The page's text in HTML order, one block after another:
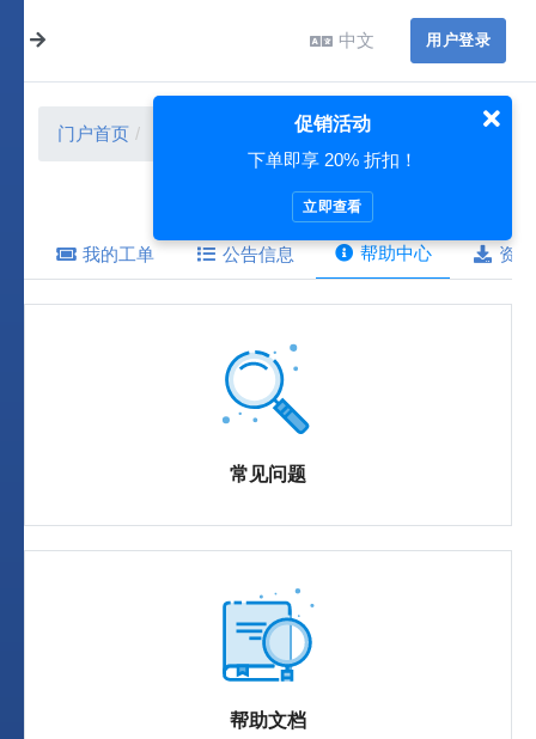
中文 用户登录
门户首页
我的工单 公告信息 帮助中心 资
常见问题
帮助文档
促销活动
下单即享 20% 折扣！
立即查看